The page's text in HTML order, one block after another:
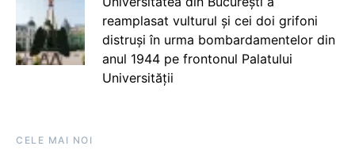
reamplasat vulturul și cei doi grifoni
distruși în urma bombardamentelor din
anul 1944 pe frontonul Palatului
Universității
CELE MAI NOI